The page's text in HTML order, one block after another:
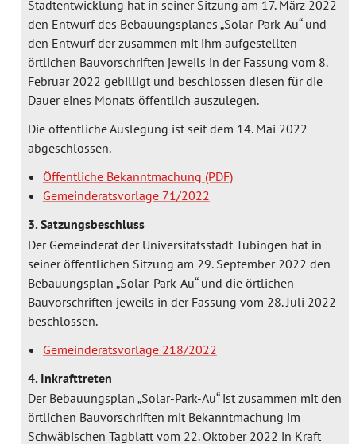
Stadtentwicklung hat in seiner Sitzung am 17. März 2022
den Entwurf des Bebauungsplanes „Solar-Park-Au“ und
den Entwurf der zusammen mit ihm aufgestellten
örtlichen Bauvorschriften jeweils in der Fassung vom 8.
Februar 2022 gebilligt und beschlossen diesen für die
Dauer eines Monats öffentlich auszulegen.
Die öffentliche Auslegung ist seit dem 14. Mai 2022
abgeschlossen.
Öffentliche Bekanntmachung
Gemeinderatsvorlage 71/2022
3. Satzungsbeschluss
Der Gemeinderat der Universitätsstadt Tübingen hat in
seiner öffentlichen Sitzung am 29. September 2022 den
Bebauungsplan „Solar-Park-Au“ und die örtlichen
Bauvorschriften jeweils in der Fassung vom 28. Juli 2022
beschlossen.
Gemeinderatsvorlage 218/2022
4. Inkrafttreten
Der Bebauungsplan „Solar-Park-Au“ ist zusammen mit den
örtlichen Bauvorschriften mit Bekanntmachung im
Schwäbischen Tagblatt vom 22. Oktober 2022 in Kraft